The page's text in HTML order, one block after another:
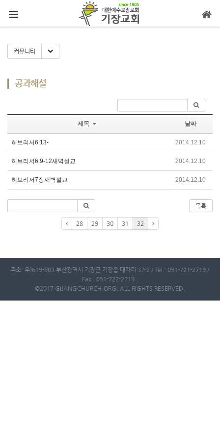
커뮤니티 Toggle Dropdown
공과해설
제목 날짜
히브리서6:13- 2014.12.10
히브리서6:9-12새벽설교 2014.12.10
히브리서7장새벽설교 2014.12.10
목록
28 29 30 31 32
주소: 우)619-903 부산광역시 기장군 기장읍 대라리 37-2 / Tel : 051-721-2719 /
Fax : 051-722-2719 .
@2017 GIJANGCHURCH.ORG. ALL RIGHTS RESERVED.